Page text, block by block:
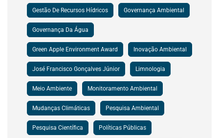
Gestão De Recursos Hídricos Governança Ambiental
Governança Da Água
Green Apple Environment Award Inovação Ambiental
José Francisco Gonçalves Júnior Limnologia
Meio Ambiente Monitoramento Ambiental
Mudanças Climáticas Pesquisa Ambiental
Pesquisa Científica Políticas Públicas